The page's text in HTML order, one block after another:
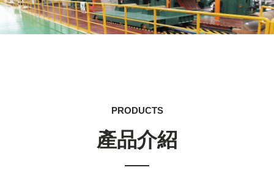
PRODUCTS
產品介紹